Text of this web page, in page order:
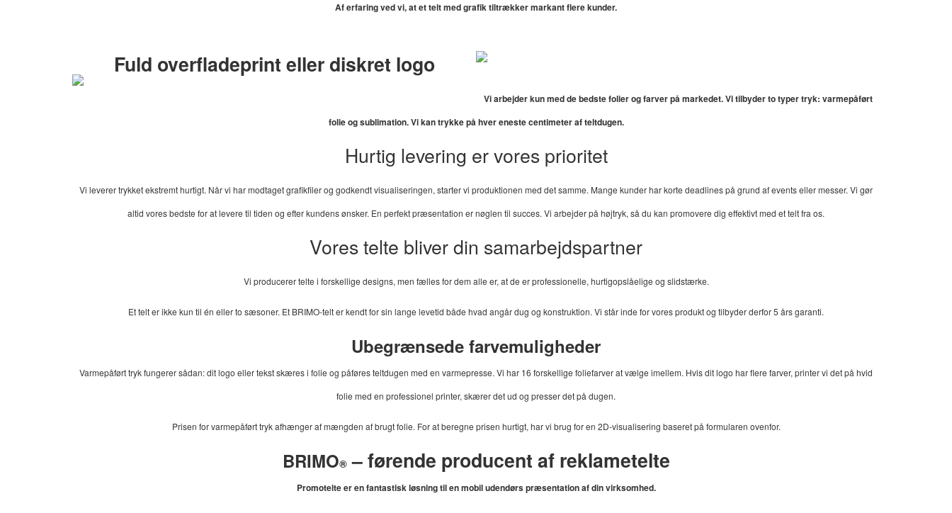
Af erfaring ved vi, at et telt med grafik tiltrækker markant flere kunder.
Fuld overfladeprint eller diskret logo
Vi arbejder kun med de bedste folier og farver på markedet. Vi tilbyder to typer tryk: varmepåført
folie og sublimation. Vi kan trykke på hver eneste centimeter af teltdugen.
Hurtig levering er vores prioritet
Vi leverer trykket ekstremt hurtigt. Når vi har modtaget grafikfiler og godkendt visualiseringen, starter vi produktionen med det samme. Mange kunder har korte deadlines på grund af events eller messer. Vi gør
altid vores bedste for at levere til tiden og efter kundens ønsker. En perfekt præsentation er nøglen til succes. Vi arbejder på højtryk, så du kan promovere dig effektivt med et telt fra os.
Vores telte bliver din samarbejdspartner
Vi producerer telte i forskellige designs, men fælles for dem alle er, at de er professionelle, hurtigopslåelige og slidstærke.
Et telt er ikke kun til én eller to sæsoner. Et BRIMO-telt er kendt for sin lange levetid både hvad angår dug og konstruktion. Vi står inde for vores produkt og tilbyder derfor 5 års garanti.
Ubegrænsede farvemuligheder
Varmepåført tryk fungerer sådan: dit logo eller tekst skæres i folie og påføres teltdugen med en varmepresse. Vi har 16 forskellige foliefarver at vælge imellem. Hvis dit logo har flere farver, printer vi det på hvid
folie med en professionel printer, skærer det ud og presser det på dugen.
Prisen for varmepåført tryk afhænger af mængden af brugt folie. For at beregne prisen hurtigt, har vi brug for en 2D-visualisering baseret på formularen ovenfor.
BRIMO®– førende producent af reklametelte
Promotelte er en fantastisk løsning til en mobil udendørs præsentation af din virksomhed.